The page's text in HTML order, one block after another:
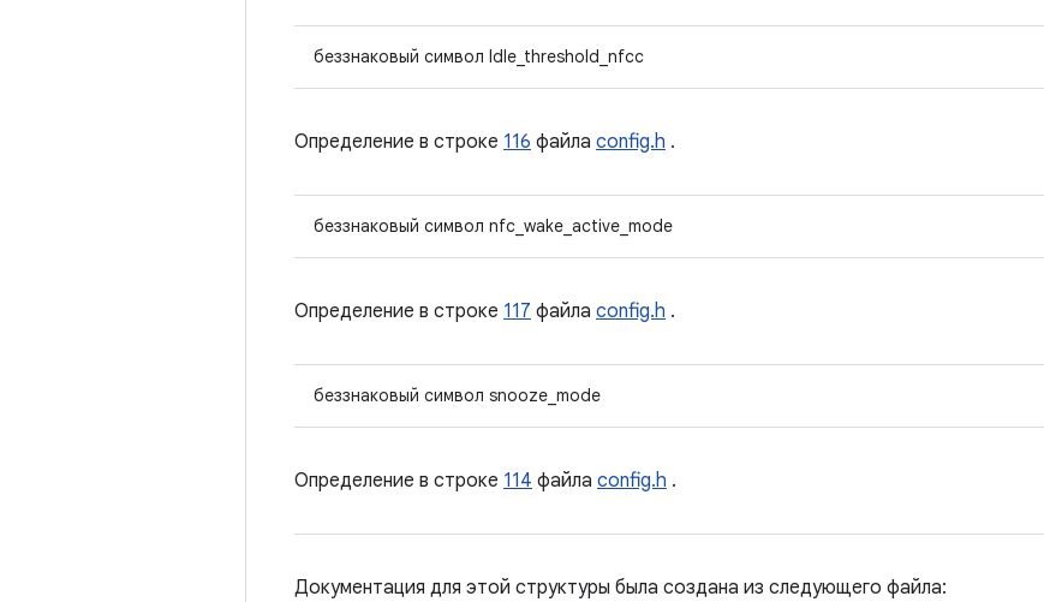
беззнаковый символ Idle_threshold_nfcc
Определение в строке 116 файла config.h .
беззнаковый символ nfc_wake_active_mode
Определение в строке 117 файла config.h .
беззнаковый символ snooze_mode
Определение в строке 114 файла config.h .
Документация для этой структуры была создана из следующего файла: